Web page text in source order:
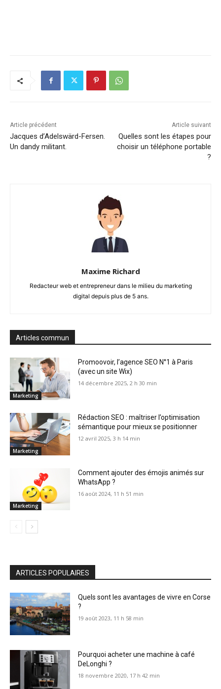
Article précédent
Jacques d’Adelswärd-Fersen.
Un dandy militant.
Article suivant
Quelles sont les étapes pour
choisir un téléphone portable
?
Maxime Richard
Redacteur web et entrepreneur dans le milieu du marketing
digital depuis plus de 5 ans.
Articles commun
Marketing
Promoovoir, l’agence SEO N°1 à Paris
(avec un site Wix)
14 décembre 2025, 2 h 30 min
Marketing
Rédaction SEO : maîtriser l’optimisation
sémantique pour mieux se positionner
12 avril 2025, 3 h 14 min
Marketing
Comment ajouter des émojis animés sur
WhatsApp ?
16 août 2024, 11 h 51 min
ARTICLES POPULAIRES
Quels sont les avantages de vivre en Corse
?
19 août 2023, 11 h 58 min
Pourquoi acheter une machine à café
DeLonghi ?
18 novembre 2020, 17 h 42 min